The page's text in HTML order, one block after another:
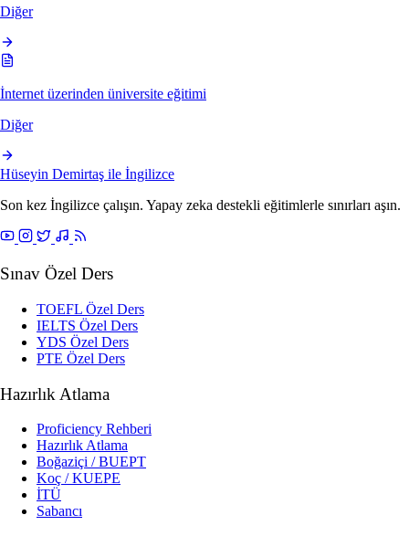
Diğer
İnternet üzerinden üniversite eğitimi
Diğer
Hüseyin Demirtaş ile İngilizce
Son kez İngilizce çalışın. Yapay zeka destekli eğitimlerle sınırları aşın.
Sınav Özel Ders
TOEFL Özel Ders
IELTS Özel Ders
YDS Özel Ders
PTE Özel Ders
Hazırlık Atlama
Proficiency Rehberi
Hazırlık Atlama
Boğaziçi / BUEPT
Koç / KUEPE
İTÜ
Sabancı